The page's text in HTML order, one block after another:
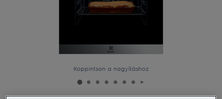
Koppintson a nagyításhoz